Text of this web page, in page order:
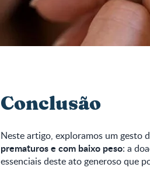
Conclusão
Neste artigo, exploramos um gesto
prematuros e com baixo peso: a
essenciais deste ato generoso que